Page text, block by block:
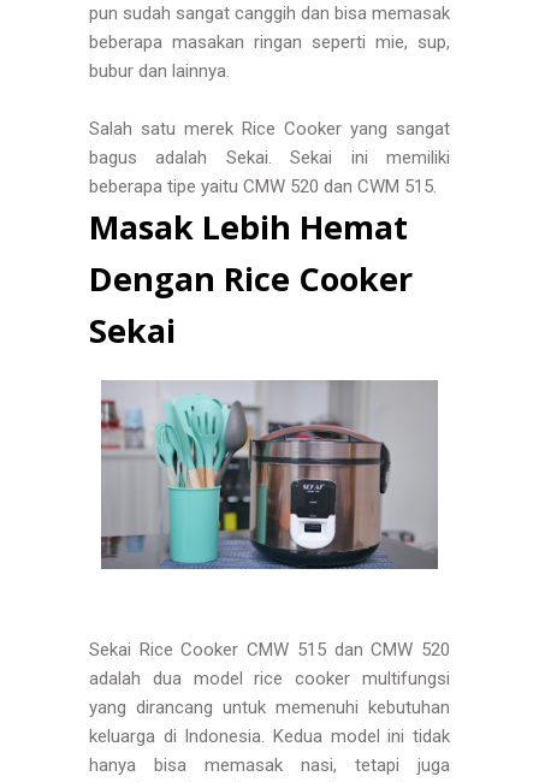
pun sudah sangat canggih dan bisa memasak
beberapa masakan ringan seperti mie, sup,
bubur dan lainnya.
Salah satu merek Rice Cooker yang sangat
bagus adalah Sekai. Sekai ini memiliki
beberapa tipe yaitu CMW 520 dan CWM 515.
Masak Lebih Hemat
Dengan Rice Cooker
Sekai
Sekai Rice Cooker CMW 515 dan CMW 520
adalah dua model rice cooker multifungsi
yang dirancang untuk memenuhi kebutuhan
keluarga di Indonesia. Kedua model ini tidak
hanya bisa memasak nasi, tetapi juga